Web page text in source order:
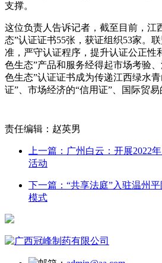
支撑。
这位负责人告诉记者，截至目前，江
态”认证证书55张，获证组织53家。
准，严守认证程序，提升认证公正性
色生态”产品和服务经得起市场考验
色生态”认证证书成为传递江西绿水
证”、市场经济的“信用证”、国际贸易
责任编辑：赵英男
上一篇：广州白云：开展2022
活动
下一篇：“共享法庭”入驻温州
模式